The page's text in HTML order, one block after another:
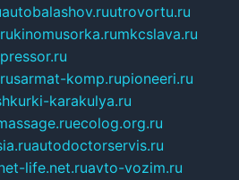
autobalashov.ruutrovortu.ru
kinomusorka.rumkcslava.ru
sarmat-komp.rupioneeri.ru
karakulya.ru
ecolog.org.ru
autodoctorservis.ru
life.net.ruavto-vozim.ru